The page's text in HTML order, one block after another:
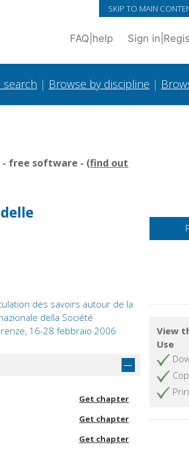
SKIP TO MAIN
FAQ help Sign in
search | Browse by discipline |
- free software - (find out
des savoirs autour de la
della Société
16-28 febbraio 2006
Get chapter
Get chapter
Get chapter
View
Use